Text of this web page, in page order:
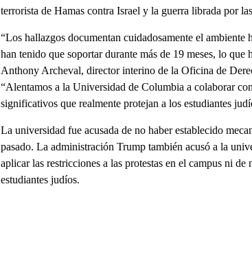
terrorista de Hamas contra Israel y la guerra librada por
“Los hallazgos documentan cuidadosamente el
han tenido que soportar durante más de 19 meses, lo
Anthony Archeval, director interino de la Oficina de
“Alentamos a la Universidad de Columbia a colaborar
significativos que realmente protejan a los estudiantes
La universidad fue acusada de no haber establecido
pasado. La administración Trump también acusó a la
aplicar las restricciones a las protestas en el campus ni
estudiantes judíos.